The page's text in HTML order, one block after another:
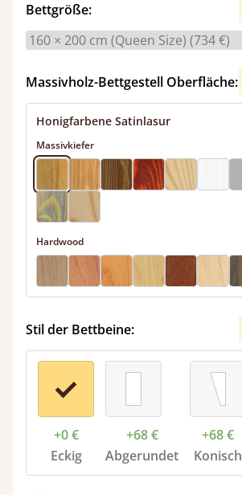
Bettgröße:
Massivholz-Bettgestell Oberfläche:
Honigfarbene Satinlasur
Massivkiefer
Hardwood
Stil der Bettbeine:
+0 €
Eckig
+68 €
Abgerundet
+68 €
Konisch